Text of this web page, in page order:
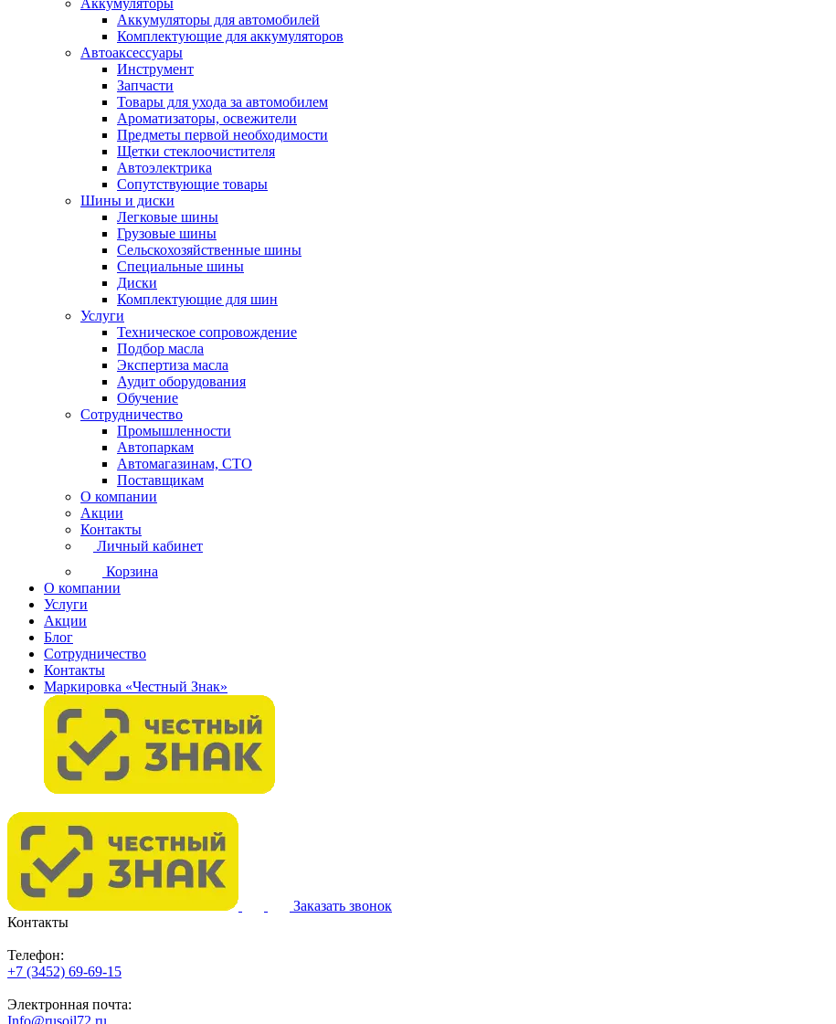
Аккумуляторы
Аккумуляторы для автомобилей
Комплектующие для аккумуляторов
Автоаксессуары
Инструмент
Запчасти
Товары для ухода за автомобилем
Ароматизаторы, освежители
Предметы первой необходимости
Щетки стеклоочистителя
Автоэлектрика
Сопутствующие товары
Шины и диски
Легковые шины
Грузовые шины
Сельскохозяйственные шины
Специальные шины
Диски
Комплектующие для шин
Услуги
Техническое сопровождение
Подбор масла
Экспертиза масла
Аудит оборудования
Обучение
Сотрудничество
Промышленности
Автопаркам
Автомагазинам, СТО
Поставщикам
О компании
Акции
Контакты
Личный кабинет
Корзина
О компании
Услуги
Акции
Блог
Сотрудничество
Контакты
Маркировка «Честный Знак»
Заказать звонок
Контакты
Телефон:
+7 (3452) 69-69-15
Электронная почта:
Info@rusoil72.ru